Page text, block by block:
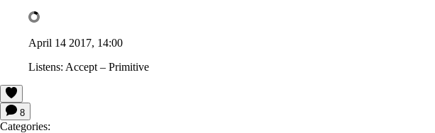
April 14 2017, 14:00
Listens: Accept – Primitive
8
Categories: